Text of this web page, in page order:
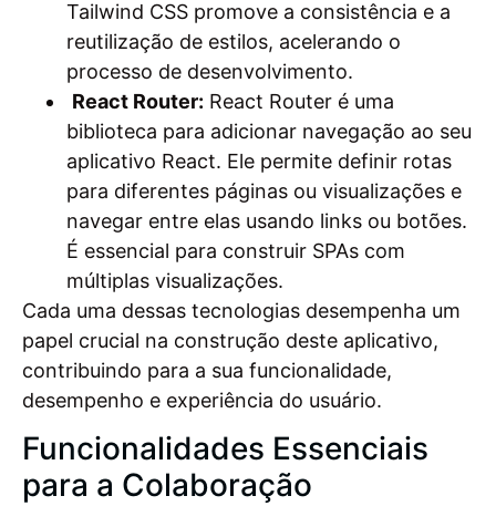
Tailwind CSS promove a consistência e a
reutilização de estilos, acelerando o
processo de desenvolvimento.
React Router: React Router é uma
biblioteca para adicionar navegação ao seu
aplicativo React. Ele permite definir rotas
para diferentes páginas ou visualizações e
navegar entre elas usando links ou botões.
É essencial para construir SPAs com
múltiplas visualizações.
Cada uma dessas tecnologias desempenha um
papel crucial na construção deste aplicativo,
contribuindo para a sua funcionalidade,
desempenho e experiência do usuário.
Funcionalidades Essenciais
para a Colaboração